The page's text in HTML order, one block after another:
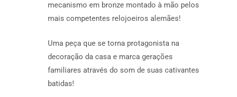
mecanismo em bronze montado à mão pelos
mais competentes relojoeiros alemães!
Uma peça que se torna protagonista na
decoração da casa e marca gerações
familiares através do som de suas cativantes
batidas!